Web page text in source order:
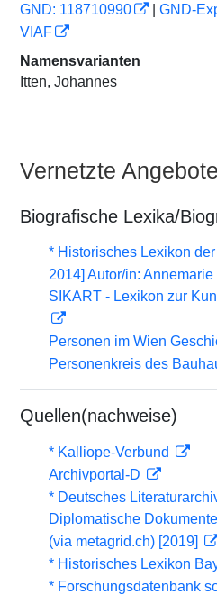
GND: 118710990
GND-
VIAF
Namensvarianten
Itten, Johannes
Vernetzte Angebote
Biografische Lexika/
* Historisches Lexikon
2014] Autor/in:
SIKART - Lexikon zur
Personen im Wien
Personenkreis des
Quellen(nachweise)
* Kalliope-Verbund
Archivportal-D
* Deutsches
Diplomatische
(via metagrid.ch) [2019]
* Historisches Lexikon
* Forschungsdatenbank